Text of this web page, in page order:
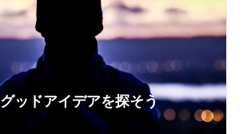
グッドアイデアを探そう